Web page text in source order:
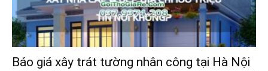
Báo giá xây trát tường nhân công tại Hà Nội